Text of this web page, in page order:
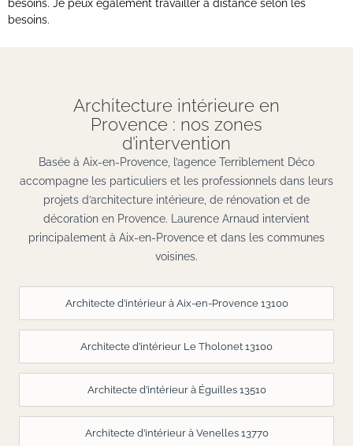
besoins. Je peux également travailler à distance selon les
besoins.
Architecture intérieure en
Provence : nos zones
d’intervention
Basée à Aix-en-Provence, l’agence Terriblement Déco
accompagne les particuliers et les professionnels dans leurs
projets d’architecture intérieure, de rénovation et de
décoration en Provence. Laurence Arnaud intervient
principalement à Aix-en-Provence et dans les communes
voisines.
Architecte d’intérieur à Aix-en-Provence 13100
Architecte d’intérieur Le Tholonet 13100
Architecte d’intérieur à Éguilles 13510
Architecte d’intérieur à Venelles 13770